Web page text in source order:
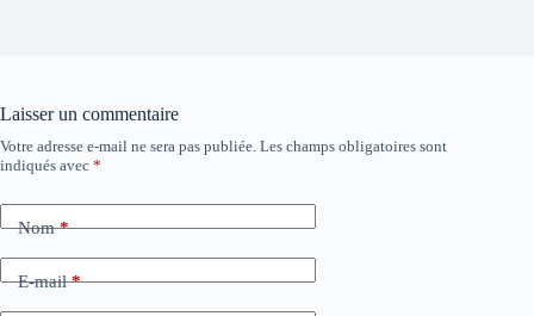
Laisser un commentaire
Votre adresse e-mail ne sera pas publiée. Les champs obligatoires sont
indiqués avec *
Nom*
E-mail*